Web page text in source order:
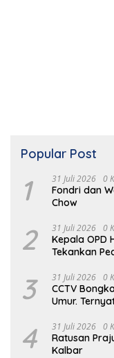
Popular Post
1 31 Juli 2026 0
Fondri dan
Chow
2 31 Juli 2026 0
Kepala OPD
Tekankan
3 31 Juli 2026 0
CCTV
Umur.
4 31 Juli 2026 0
Ratusan
Kalbar